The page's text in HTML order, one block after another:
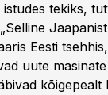
istudes tekiks,
Eesti
uute
kõigepealt